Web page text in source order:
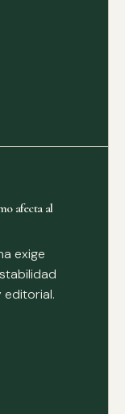
afecta al
exige
editorial.